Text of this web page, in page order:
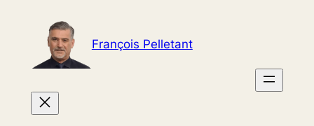
contenu
François Pelletant